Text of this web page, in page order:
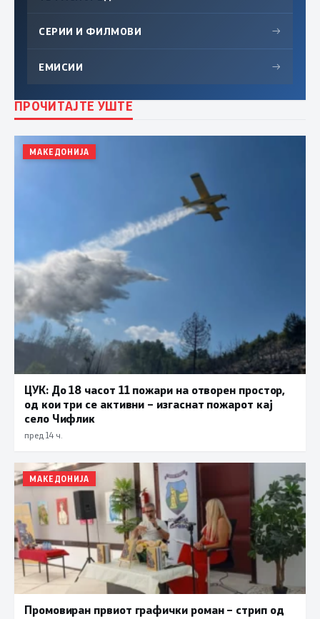
СЕРИИ И ФИЛМОВИ →
ЕМИСИИ →
ПРОЧИТАЈТЕ УШТЕ
МАКЕДОНИЈА
ЦУК: До 18 часот 11 пожари на отворен простор,
од кои три се активни – изгаснат пожарот кај
село Чифлик
пред 14 ч.
МАКЕДОНИЈА
Промовиран првиот графички роман – стрип од